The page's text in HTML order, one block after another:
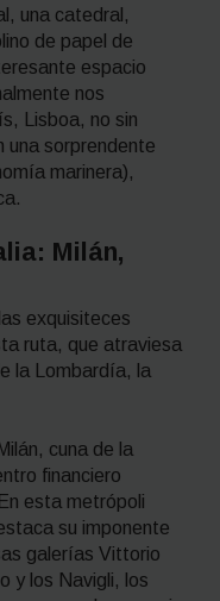
una catedral,
de papel de
espacio
nos
Lisboa, no sin
una sorprendente
marinera),
Milán,
exquisiteces
ruta, que atraviesa
la Lombardía, la
Milán, cuna de la
financiero
esta metrópoli
su imponente
galerías Vittorio
y los Navigli, los